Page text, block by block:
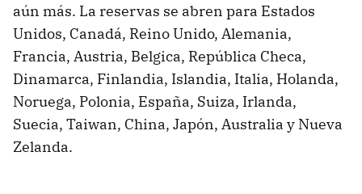
aún más. La reservas se abren para Estados
Unidos, Canadá, Reino Unido, Alemania,
Francia, Austria, Belgica, República Checa,
Dinamarca, Finlandia, Islandia, Italia, Holanda,
Noruega, Polonia, España, Suiza, Irlanda,
Suecia, Taiwan, China, Japón, Australia y Nueva
Zelanda.